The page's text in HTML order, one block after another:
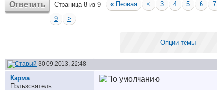
Ответить Страница 8 из 9 « Первая < 3 4 5 6
7
9
>
Опции темы
30.09.2013, 22:48
Карма
Пользователь